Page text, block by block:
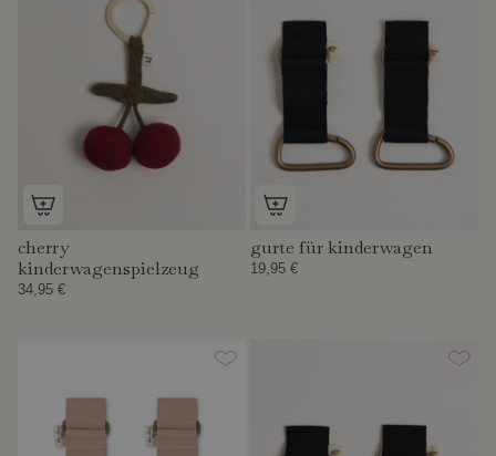
cherry
kinderwagenspielzeug
34,95 €
gurte für kinderwagen
19,95 €